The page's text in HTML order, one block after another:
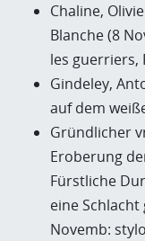
Chaline,
Blanche (8
les guerriers,
Gindeley,
auf dem
Gründlicher
Eroberung
Fürstliche
eine
Novemb: